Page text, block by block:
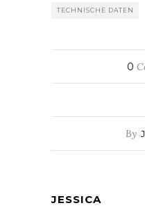
TECHNISCHE DATEN
0
By
JESSICA